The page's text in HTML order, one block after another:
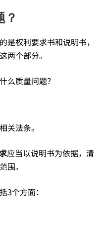
？
是权利要求书和说明书，
两个部分。
么质量问题？
关法条。
应当以说明书为依据，清
围。
3个方面：